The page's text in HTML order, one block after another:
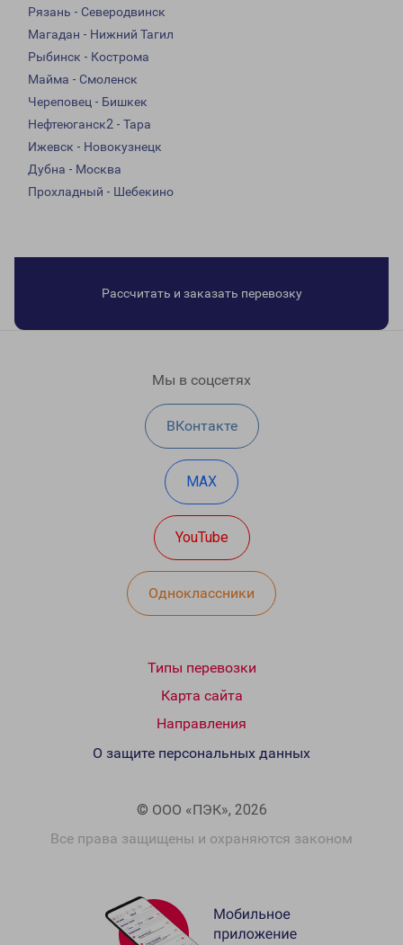
Рязань - Северодвинск
Магадан - Нижний Тагил
Рыбинск - Кострома
Майма - Смоленск
Череповец - Бишкек
Нефтеюганск2 - Тара
Ижевск - Новокузнецк
Дубна - Москва
Прохладный - Шебекино
Рассчитать и заказать перевозку
Мы в соцсетях
ВКонтакте
MAX
YouTube
Одноклассники
Типы перевозки
Карта сайта
Направления
© ООО «ПЭК», 2026
Все права защищены и охраняются законом
О защите персональных данных